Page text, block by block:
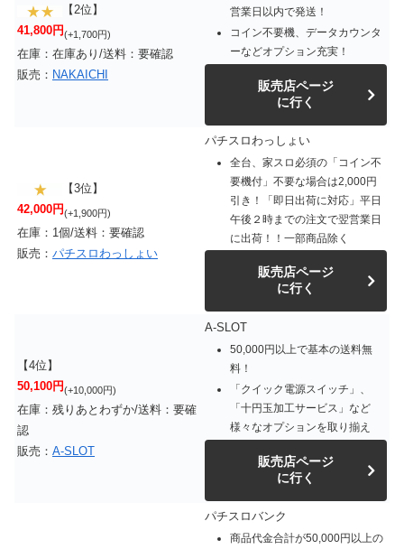
【2位】
41,800円(+1,700円)
在庫：在庫あり/送料：要確認
販売： NAKAICHI
営業日以内で発送！
コイン不要機、データカウンタ
ーなどオプション充実！
販売店ページ
に行く
【3位】
42,000円(+1,900円)
在庫：1個/送料：要確認
販売： パチスロわっしょい
パチスロわっしょい
全台、家スロ必須の「コイン不
要機付」不要な場合は2,000円
引き！「即日出荷に対応」平日
午後２時までの注文で翌営業日
に出荷！！一部商品除く
販売店ページ
に行く
【4位】
50,100円(+10,000円)
在庫：残りあとわずか/送料：要確
認
販売： A-SLOT
A-SLOT
50,000円以上で基本の送料無
料！
「クイック電源スイッチ」、
「十円玉加工サービス」など
様々なオプションを取り揃え
販売店ページ
に行く
パチスロバンク
商品代金合計が50,000円以上の